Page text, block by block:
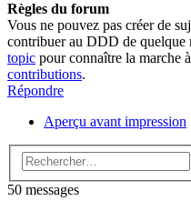
Règles du forum
Vous ne pouvez pas créer de
contribuer au DDD de quelque
topic pour connaître la marche
contributions.
Répondre
Aperçu avant impression
50 messages